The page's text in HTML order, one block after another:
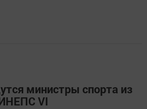
министры спорта из
VI